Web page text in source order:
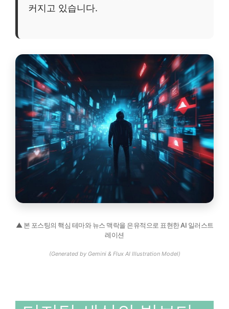
커지고 있습니다.
▲ 본 포스팅의 핵심 테마와 뉴스 맥락을 은유적으로 표현한 AI 일러스트
레이션
(Generated by Gemini & Flux AI Illustration Model)